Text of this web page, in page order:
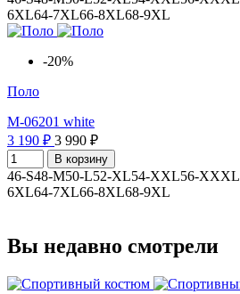
6XL64-7XL66-8XL68-9XL
-20%
Поло
M-06201 white
3 190 ₽ 3 990 ₽
В корзину
46-S48-M50-L52-XL54-XXL56-XXXL
6XL64-7XL66-8XL68-9XL
Вы недавно смотрели